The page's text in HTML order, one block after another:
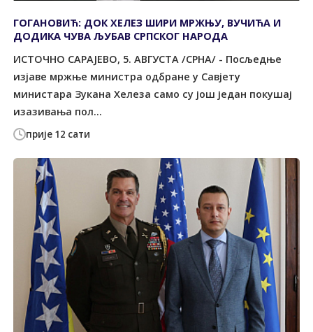
прије 12 сати
ГОГАНОВИЋ: ДОК ХЕЛЕЗ ШИРИ МРЖЊУ, ВУЧИЋА И
ДОДИКА ЧУВА ЉУБАВ СРПСКОГ НАРОДА
ИСТОЧНО САРАЈЕВО, 5. АВГУСТА /СРНА/ - Посљедње
изјаве мржње министра одбране у Савјету
министара Зукана Хелеза само су још један покушај
изазивања пол...